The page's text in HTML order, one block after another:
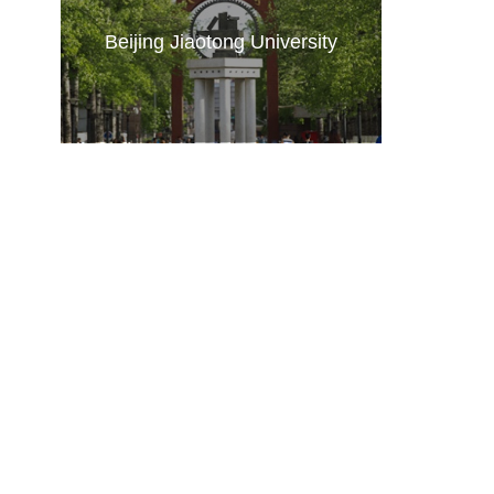
Beijing Jiaotong University